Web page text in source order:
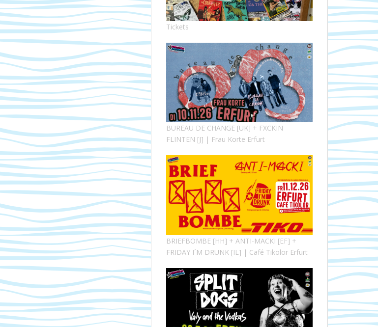
Tickets
BUREAU DE CHANGE [UK] + FXCKIN
FLINTEN [J] | Frau Korte Erfurt
BRIEFBOMBE [HH] + ANTI-MACKI [EF] +
FRIDAY I´M DRUNK [IL] | Café Tikolor Erfurt